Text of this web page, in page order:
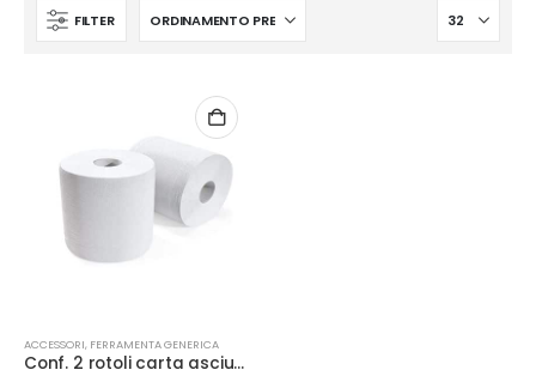
FILTER
ACCESSORI, FERRAMENTA GENERICA
Conf. 2 rotoli carta asciugatutto